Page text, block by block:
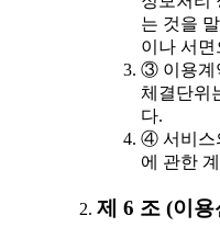
는 것을
이나 서
③ 이용계
체결단위
다.
④ 서비스
에 관한
제 6 조 (이용